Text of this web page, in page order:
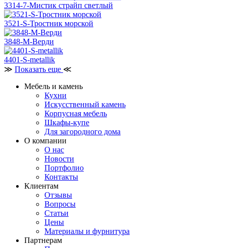
3314-7-Мистик страйп светлый
3521-S-Тростник морской
3848-M-Верди
4401-S-metallik
≫ Показать еще ≪
Мебель и камень
Кухни
Искусственный камень
Корпусная мебель
Шкафы-купе
Для загородного дома
О компании
О нас
Новости
Портфолио
Контакты
Клиентам
Отзывы
Вопросы
Статьи
Цены
Материалы и фурнитура
Партнерам